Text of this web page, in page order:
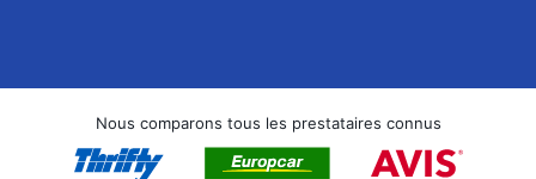
Nous comparons tous les prestataires connus